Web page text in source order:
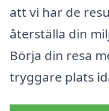
att vi har de
återställa din
Börja din resa
tryggare plats